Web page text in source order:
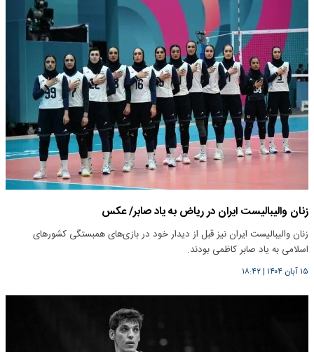
زنان والیبالیست ایران در ریاض به یاد صابر/ عکس
زنان والیبالیست ایران نیز قبل از دیدار خود در بازی‌های همبستگی کشورهای
اسلامی به یاد صابر کاظمی بودند.
۱۵ آبان ۱۴۰۴ |۱۸:۴۲